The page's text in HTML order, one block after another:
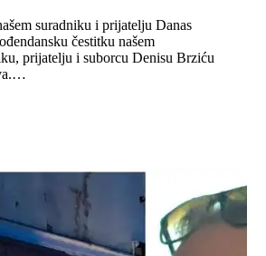
suradniku i prijatelju Danas
čestitku našem
prijatelju i suborcu Denisu Brziću